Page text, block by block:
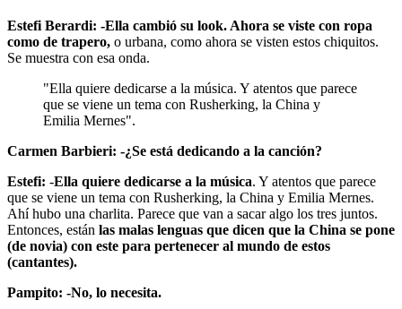
Estefi Berardi: -Ella cambió su look. Ahora se viste con ropa
como de trapero, o urbana, como ahora se visten estos chiquitos.
Se muestra con esa onda.
"Ella quiere dedicarse a la música. Y atentos que parece
que se viene un tema con Rusherking, la China y
Emilia Mernes".
Carmen Barbieri: -¿Se está dedicando a la canción?
Estefi: -Ella quiere dedicarse a la música. Y atentos que parece
que se viene un tema con Rusherking, la China y Emilia Mernes.
Ahí hubo una charlita. Parece que van a sacar algo los tres juntos.
Entonces, están las malas lenguas que dicen que la China se pone
(de novia) con este para pertenecer al mundo de estos
(cantantes).
Pampito: -No, lo necesita.